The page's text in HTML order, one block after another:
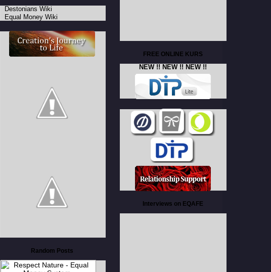
Destonians Wiki
Equal Money Wiki
Random Posts
FREE ONLINE KURS
NEW !! NEW !! NEW !!
Interviews on EQAFE